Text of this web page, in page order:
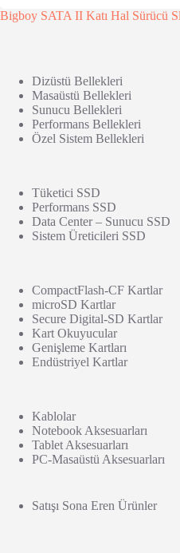
Bigboy SATA II Katı Hal Sürücü
Dizüstü Bellekleri
Masaüstü Bellekleri
Sunucu Bellekleri
Performans Bellekleri
Özel Sistem Bellekleri
Tüketici SSD
Performans SSD
Data Center – Sunucu SSD
Sistem Üreticileri SSD
CompactFlash-CF Kartlar
microSD Kartlar
Secure Digital-SD Kartlar
Kart Okuyucular
Genişleme Kartları
Endüstriyel Kartlar
Kablolar
Notebook Aksesuarları
Tablet Aksesuarları
PC-Masaüstü Aksesuarları
Satışı Sona Eren Ürünler